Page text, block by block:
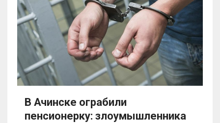
В Ачинске ограбили
пенсионерку: злоумышленника